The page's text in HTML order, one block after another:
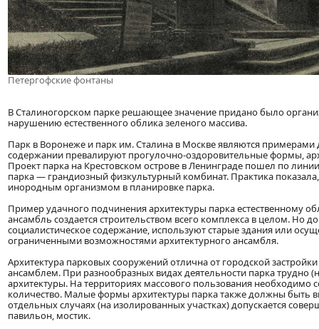
Петергофские фонтаны
В Сталиногорском парке решающее значение придано было
нарушению естественного облика зеленого массива.
Парк в Воронеже и парк им. Сталина в Москве являются
содержании превалируют прогулочно-оздоровительные формы,
Проект парка на Крестовском острове в Ленинграде пошел по
парка — грандиозный физкультурный комбинат. Практика
инородным организмом в планировке парка.
Пример удачного подчинения архитектуры парка естественному
ансамбль создается строительством всего комплекса в целом.
социалистическое содержание, используют старые здания или
ограниченными возможностями архитектурного ансамбля.
Архитектура парковых сооружений отлична от городской
ансамблем. При разнообразных видах деятельности парка трудно
архитектуры. На территориях массового пользования
количество. Малые формы архитектуры парка также должны быть
отдельных случаях (на изолированных участках) допускается
павильон, мостик.